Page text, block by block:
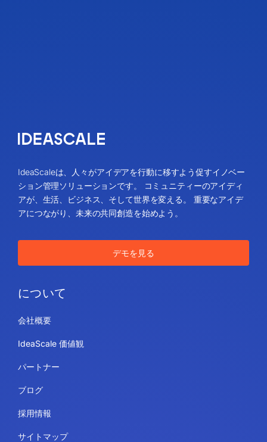
IdeaScaleは、人々がアイデアを行動に移すよう促すイノベー
ション管理ソリューションです。 コミュニティーのアイディ
アが、生活、ビジネス、そして世界を変える。 重要なアイデ
アにつながり、未来の共同創造を始めよう。
デモを見る
について
会社概要
IdeaScale 価値観
パートナー
ブログ
採用情報
サイトマップ